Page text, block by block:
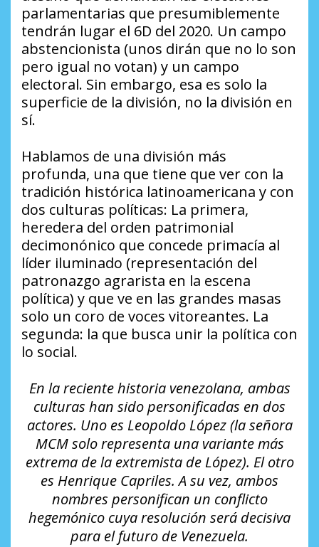
parlamentarias que presumiblemente
tendrán lugar el 6D del 2020. Un campo
abstencionista (unos dirán que no lo son
pero igual no votan) y un campo
electoral. Sin embargo, esa es solo la
superficie de la división, no la división en
sí.
Hablamos de una división más
profunda, una que tiene que ver con la
tradición histórica latinoamericana y con
dos culturas políticas: La primera,
heredera del orden patrimonial
decimonónico que concede primacía al
líder iluminado (representación del
patronazgo agrarista en la escena
política) y que ve en las grandes masas
solo un coro de voces vitoreantes. La
segunda: la que busca unir la política con
lo social.
En la reciente historia venezolana, ambas
culturas han sido personificadas en dos
actores. Uno es Leopoldo López (la señora
MCM solo representa una variante más
extrema de la extremista de López). El otro
es Henrique Capriles. A su vez, ambos
nombres personifican un conflicto
hegemónico cuya resolución será decisiva
para el futuro de Venezuela.